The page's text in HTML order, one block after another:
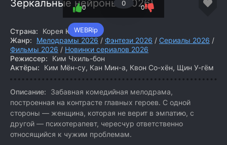
Зеркальные нейроны (2026)
WEBRip
0
0 0
Страна:
Корея Южная
Жанр:
Мелодрамы 2026 / Фэнтези 2026 / Сериалы 2026 /
Фильмы 2026 / Новинки сериалов 2026
Режиссер:
Ким Чхиль-бон
Актёры:
Ким Мён-су, Кан Мин-а, Квон Со-хён, Щин У-гём
Описание:
Забавная комедийная мелодрама,
построенная на контрасте главных героев. С одной
стороны — женщина, которая не верит в эмпатию, с
другой — психотерапевт, чересчур ответственно
относящийся к чужим проблемам.